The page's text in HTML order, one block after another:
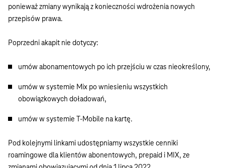
ponieważ zmiany wynikają z konieczności wdrożenia nowych
przepisów prawa.
Poprzedni akapit nie dotyczy:
umów abonamentowych po ich przejściu w czas nieokreślony,
umów w systemie Mix po wniesieniu wszystkich
obowiązkowych doładowań,
umów w systemie T-Mobile na kartę.
Pod kolejnymi linkami udostępniamy wszystkie cenniki
roamingowe dla klientów abonentowych, prepaid i MIX, ze